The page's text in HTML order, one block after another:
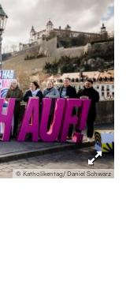
© Katholikentag/ Daniel Schwarz